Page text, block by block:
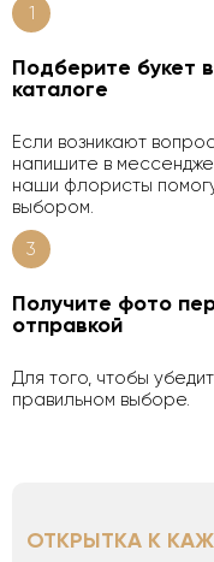
1
Подберите букет в
каталоге
Если возникают
напишите в
наши флористы
выбором.
3
Получите фото
отправкой
Для того, чтобы
правильном выборе.
ОТКРЫТКА К